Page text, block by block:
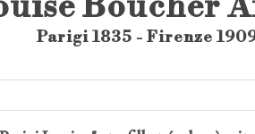
Parigi 1835 - Firenze